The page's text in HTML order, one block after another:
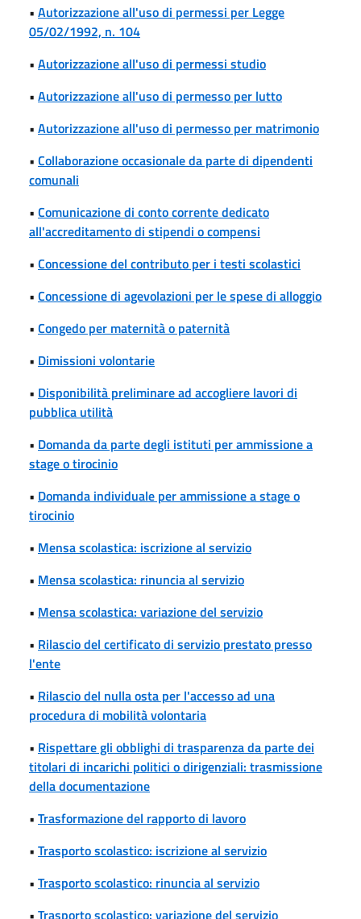
• Autorizzazione all'uso di permessi per Legge
05/02/1992, n. 104
• Autorizzazione all'uso di permessi studio
• Autorizzazione all'uso di permesso per lutto
• Autorizzazione all'uso di permesso per matrimonio
• Collaborazione occasionale da parte di dipendenti
comunali
• Comunicazione di conto corrente dedicato
all'accreditamento di stipendi o compensi
• Concessione del contributo per i testi scolastici
• Concessione di agevolazioni per le spese di alloggio
• Congedo per maternità o paternità
• Dimissioni volontarie
• Disponibilità preliminare ad accogliere lavori di
pubblica utilità
• Domanda da parte degli istituti per ammissione a
stage o tirocinio
• Domanda individuale per ammissione a stage o
tirocinio
• Mensa scolastica: iscrizione al servizio
• Mensa scolastica: rinuncia al servizio
• Mensa scolastica: variazione del servizio
• Rilascio del certificato di servizio prestato presso
l'ente
• Rilascio del nulla osta per l'accesso ad una
procedura di mobilità volontaria
• Rispettare gli obblighi di trasparenza da parte dei
titolari di incarichi politici o dirigenziali: trasmissione
della documentazione
• Trasformazione del rapporto di lavoro
• Trasporto scolastico: iscrizione al servizio
• Trasporto scolastico: rinuncia al servizio
• Trasporto scolastico: variazione del servizio